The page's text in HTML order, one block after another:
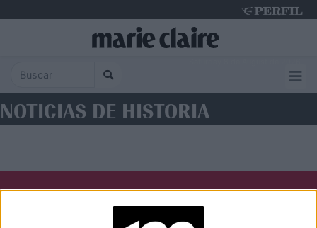
NOTICIAS DE HISTORIA